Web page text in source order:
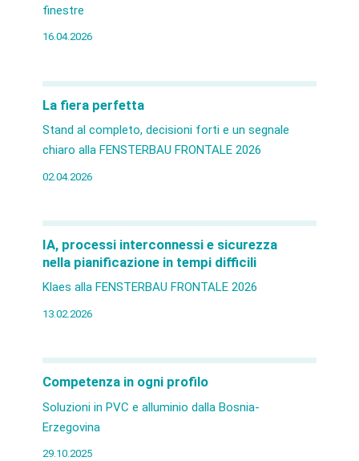
finestre
16.04.2026
La fiera perfetta
Stand al completo, decisioni forti e un segnale
chiaro alla FENSTERBAU FRONTALE 2026
02.04.2026
IA, processi interconnessi e sicurezza
nella pianificazione in tempi difficili
Klaes alla FENSTERBAU FRONTALE 2026
13.02.2026
Competenza in ogni profilo
Soluzioni in PVC e alluminio dalla Bosnia-
Erzegovina
29.10.2025